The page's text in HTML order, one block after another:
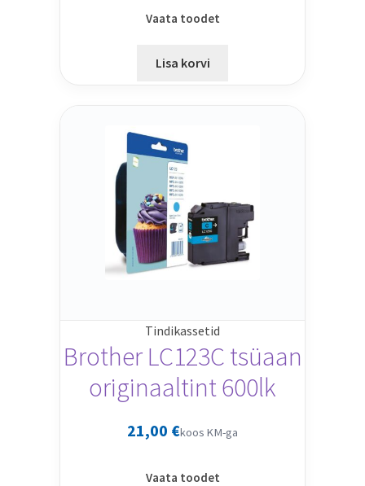
Vaata toodet
Lisa korvi
Tindikassetid
Brother LC123C tsüaan
originaaltint 600lk
21,00 €koos KM-ga
Vaata toodet